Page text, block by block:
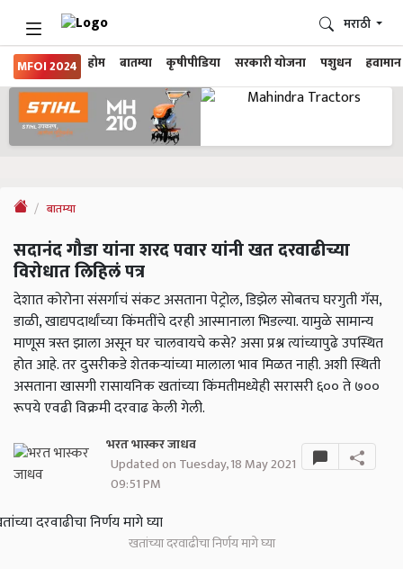
MFOI 2024 होम बातम्या कृषीपीडिया सरकारी योजना पशुधन हवामान
मराठी
बातम्या
सदानंद गौडा यांना शरद पवार यांनी खत दरवाढीच्या
विरोधात लिहिलं पत्र
देशात कोरोना संसर्गाचं संकट असताना पेट्रोल, डिझेल सोबतच घरगुती गॅस,
डाळी, खाद्यपदार्थांच्या किंमतींचे दरही आस्मानाला भिडल्या. यामुळे सामान्य
माणूस त्रस्त झाला असून घर चालवायचे कसे? असा प्रश्न त्यांच्यापुढे उपस्थित
होत आहे. तर दुसरीकडे शेतकऱ्यांच्या मालाला भाव मिळत नाही. अशी स्थिती
असताना खासगी रासायनिक खतांच्या किंमतीमध्येही सरासरी ६०० ते ७००
रूपये एवढी विक्रमी दरवाढ केली गेली.
भरत भास्कर जाधव
Updated on Tuesday, 18 May 2021
09:51 PM
खतांच्या दरवाढीचा निर्णय मागे घ्या